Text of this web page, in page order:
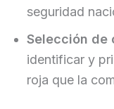
seguridad
Selección de
identificar y
roja que la